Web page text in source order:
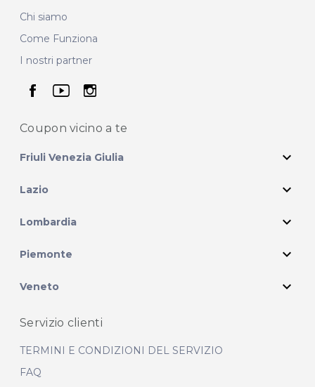
Chi siamo
Come Funziona
I nostri partner
seguici su facebook
seguici su youtube
seguici su instagram
Coupon vicino a te
Friuli Venezia Giulia expand_more
Lazio expand_more
Lombardia expand_more
Piemonte expand_more
Veneto expand_more
Servizio clienti
TERMINI E CONDIZIONI DEL SERVIZIO
FAQ